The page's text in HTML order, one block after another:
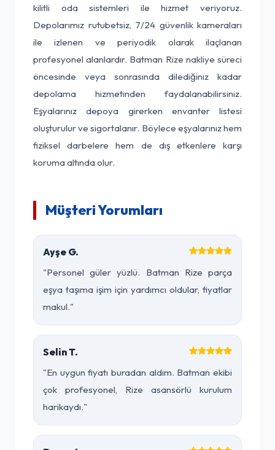
kilitli oda sistemleri ile hizmet veriyoruz.
Depolarımız rutubetsiz, 7/24 güvenlik kameraları
ile izlenen ve periyodik olarak ilaçlanan
profesyonel alanlardır. Batman Rize nakliye süreci
öncesinde veya sonrasında dilediğiniz kadar
depolama hizmetinden faydalanabilirsiniz.
Eşyalarınız depoya girerken envanter listesi
oluşturulur ve sigortalanır. Böylece eşyalarınız hem
fiziksel darbelere hem de dış etkenlere karşı
koruma altında olur.
Müşteri Yorumları
Ayşe G.
"Personel güler yüzlü. Batman Rize parça
eşya taşıma işim için yardımcı oldular, fiyatlar
makul."
Selin T.
"En uygun fiyatı buradan aldım. Batman ekibi
çok profesyonel, Rize asansörlü kurulum
harikaydı."